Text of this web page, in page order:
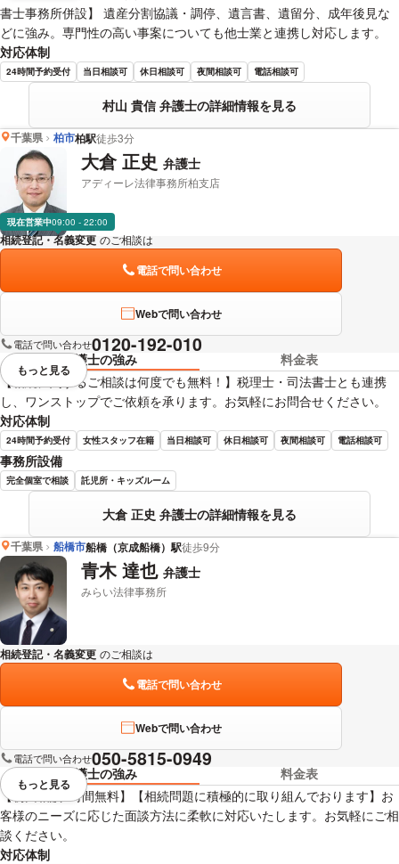
書士事務所併設】 遺産分割協議・調停、遺言書、遺留分、成年後見な
どに強み。専門性の高い事案についても他士業と連携し対応します。
対応体制
24時間予約受付 当日相談可 休日相談可 夜間相談可 電話相談可
村山 貴信 弁護士の詳細情報を見る
千葉県 柏市柏駅徒歩3分
大倉 正史 弁護士
アディーレ法律事務所柏支店
現在営業中09:00 - 22:00
相続登記・名義変更 のご相談は
電話で問い合わせ
Webで問い合わせ
電話で問い合わせ0120-192-010
弁護士の強み
料金表
【相続に関するご相談は何度でも無料！】税理士・司法書士とも連携
し、ワンストップでご依頼を承ります。お気軽にお問合せください。
対応体制
24時間予約受付 女性スタッフ在籍 当日相談可 休日相談可 夜間相談可 電話相談可
事務所設備
完全個室で相談 託児所・キッズルーム
大倉 正史 弁護士の詳細情報を見る
視覚的に省略されている要素を
もっと見る
千葉県 船橋市船橋（京成船橋）駅徒歩9分
青木 達也 弁護士
みらい法律事務所
相続登記・名義変更 のご相談は
電話で問い合わせ
Webで問い合わせ
電話で問い合わせ050-5815-0949
弁護士の強み
料金表
【初回相談1時間無料】【相続問題に積極的に取り組んでおります】お
客様のニーズに応じた面談方法に柔軟に対応いたします。お気軽にご相
談ください。
対応体制
視覚的に省略されている要素を
もっと見る